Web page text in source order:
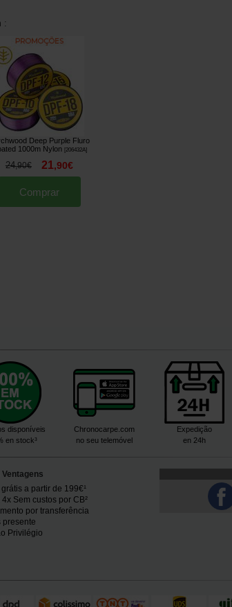
:
Deep Purple Fluro
1000m Nylon [206432A]
24,90€ 21,90€
Comprar
disponíveis
en stock³
Chronocarpe.com
no seu telemóvel
Expedição
en 24h
Ventagens
grátis a partir de 199€¹
4x Sem custos por CB²
por transferência
presente
Privilégio